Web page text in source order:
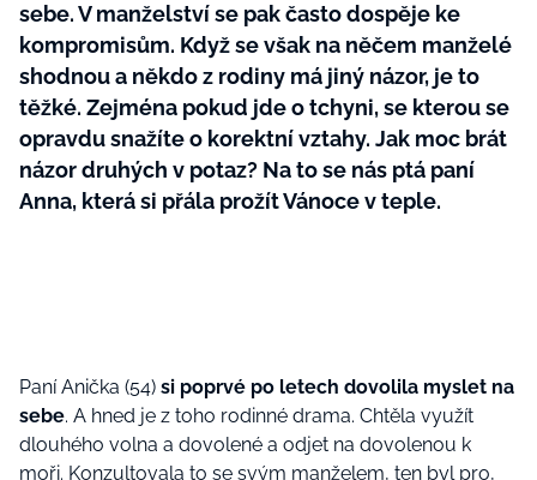
sebe. V manželství se pak často dospěje ke
kompromisům. Když se však na něčem manželé
shodnou a někdo z rodiny má jiný názor, je to
těžké. Zejména pokud jde o tchyni, se kterou se
opravdu snažíte o korektní vztahy. Jak moc brát
názor druhých v potaz? Na to se nás ptá paní
Anna, která si přála prožít Vánoce v teple.
Paní Anička (54) si poprvé po letech dovolila myslet na
sebe. A hned je z toho rodinné drama. Chtěla využít
dlouhého volna a dovolené a odjet na dovolenou k
moři. Konzultovala to se svým manželem, ten byl pro,